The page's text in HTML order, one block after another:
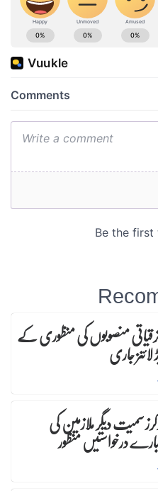
منصوبوں کی منظوری کے
جاری
سمیت دیگر ملازمین کی
درخواستیں منظور